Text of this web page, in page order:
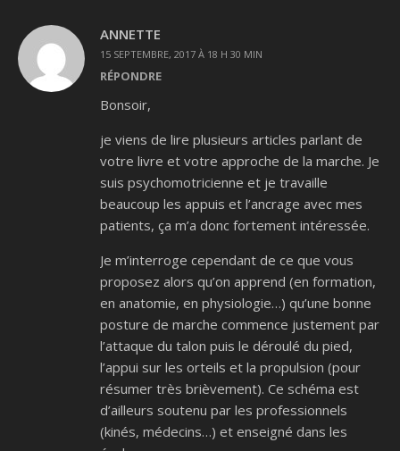
ANNETTE
15 SEPTEMBRE, 2017 À 18 H 30 MIN
RÉPONDRE
Bonsoir,
je viens de lire plusieurs articles parlant de
votre livre et votre approche de la marche. Je
suis psychomotricienne et je travaille
beaucoup les appuis et l’ancrage avec mes
patients, ça m’a donc fortement intéressée.
Je m’interroge cependant de ce que vous
proposez alors qu’on apprend (en formation,
en anatomie, en physiologie…) qu’une bonne
posture de marche commence justement par
l’attaque du talon puis le déroulé du pied,
l’appui sur les orteils et la propulsion (pour
résumer très brièvement). Ce schéma est
d’ailleurs soutenu par les professionnels
(kinés, médecins…) et enseigné dans les